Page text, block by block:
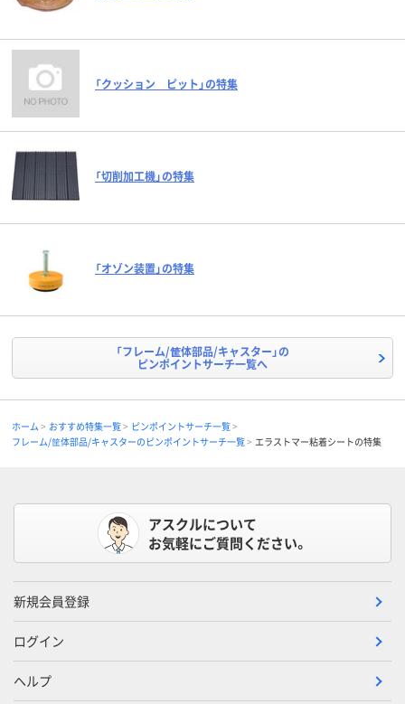
「クッション ピット」の特集
「切削加工機」の特集
「オゾン装置」の特集
「フレーム/筐体部品/キャスター」の
ピンポイントサーチ一覧へ
ホーム おすすめ特集一覧
ピンポイントサーチ一覧
フレーム/筐体部品/キャスターのピンポイントサーチ一覧
エラストマー粘着シートの特集
アスクルについて
お気軽にご質問ください。
新規会員登録
ログイン
ヘルプ